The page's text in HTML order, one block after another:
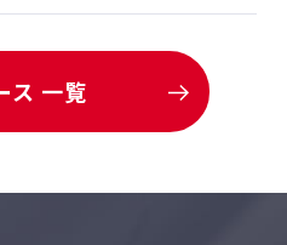
ス 一覧